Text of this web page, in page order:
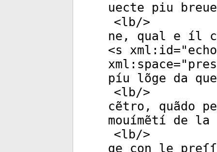
uecte piu
<lb/>
ne, qual e íl
<s xml:id="
xml:space="
píu lõge da
<lb/>
cẽtro, quãdo
mouímẽtí de
<lb/>
ge con le